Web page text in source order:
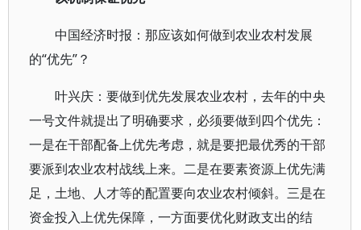
中国经济时报：那应该如何做到农业农村发展
的“优先”？
叶兴庆：要做到优先发展农业农村，去年的中央
一号文件就提出了明确要求，必须要做到四个优先：
一是在干部配备上优先考虑，就是要把最优秀的干部
要派到农业农村战线上来。二是在要素资源上优先满
足，土地、人才等的配置要向农业农村倾斜。三是在
资金投入上优先保障，一方面要优化财政支出的结